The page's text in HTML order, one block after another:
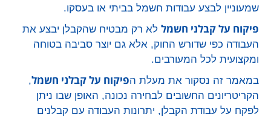
שמעוניין לבצע עבודות חשמל בביתי או בעסקו.
פיקוח על קבלני חשמללא רק מבטיח שהקבלן יבצע את
העבודה כפי שדורש החוק, אלא גם יוצר סביבה בטוחה
ומקצועית לכל המעורבים.
במאמר זה נסקור את מעלת הפיקוח על קבלני חשמל,
הקריטריונים החשובים לבחירה נכונה, האופן שבו ניתן
לפקח על עבודת הקבלן, יתרונות העבודה עם קבלנים